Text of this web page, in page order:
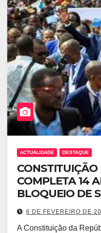
ACTUALIDADE DESTAQUE
COMPLETA 14
BLOQUEIO DE
PARTIDOS
ORDENS
6 DE FEVEREIRO DE
A Constituição da